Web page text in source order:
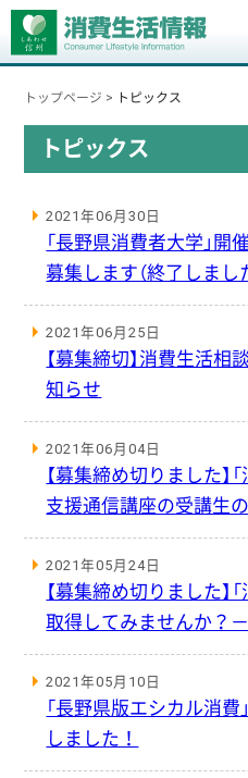
トップページ > トピックス
トピックス
2021年06月30日
「長野県消費者大学」
募集します（終了しまし
2021年06月25日
【募集締切】消費生活
知らせ
2021年06月04日
【募集締め切りました】
支援通信講座の受講生
2021年05月24日
【募集締め切りました】
取得してみませんか？
2021年05月10日
「長野県版エシカル消
しました！